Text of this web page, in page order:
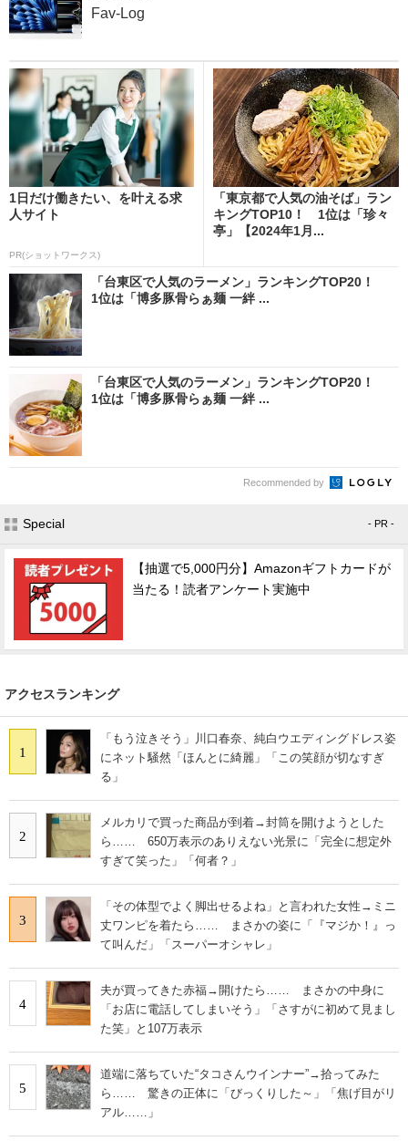
Fav-Log
1日だけ働きたい、を叶える求
人サイト
PR(ショットワークス)
「東京都で人気の油そば」ラン
キングTOP10！ 1位は「珍々
亭」【2024年1月...
「台東区で人気のラーメン」ランキングTOP20！
1位は「博多豚骨らぁ麺 一絆 ...
「台東区で人気のラーメン」ランキングTOP20！
1位は「博多豚骨らぁ麺 一絆 ...
Recommended by
Special - PR -
【抽選で5,000円分】Amazonギフトカードが
当たる！読者アンケート実施中
アクセスランキング
1
「もう泣きそう」川口春奈、純白ウエディングドレス姿
にネット騒然「ほんとに綺麗」「この笑顔が切なすぎ
る」
2
メルカリで買った商品が到着→封筒を開けようとした
ら…… 650万表示のありえない光景に「完全に想定外
すぎて笑った」「何者？」
3
「その体型でよく脚出せるよね」と言われた女性→ミニ
丈ワンピを着たら…… まさかの姿に「『マジか！』っ
て叫んだ」「スーパーオシャレ」
4
夫が買ってきた赤福→開けたら…… まさかの中身に
「お店に電話してしまいそう」「さすがに初めて見まし
た笑」と107万表示
5
道端に落ちていた“タコさんウインナー”→拾ってみた
ら…… 驚きの正体に「びっくりした～」「焦げ目がリ
アル……」